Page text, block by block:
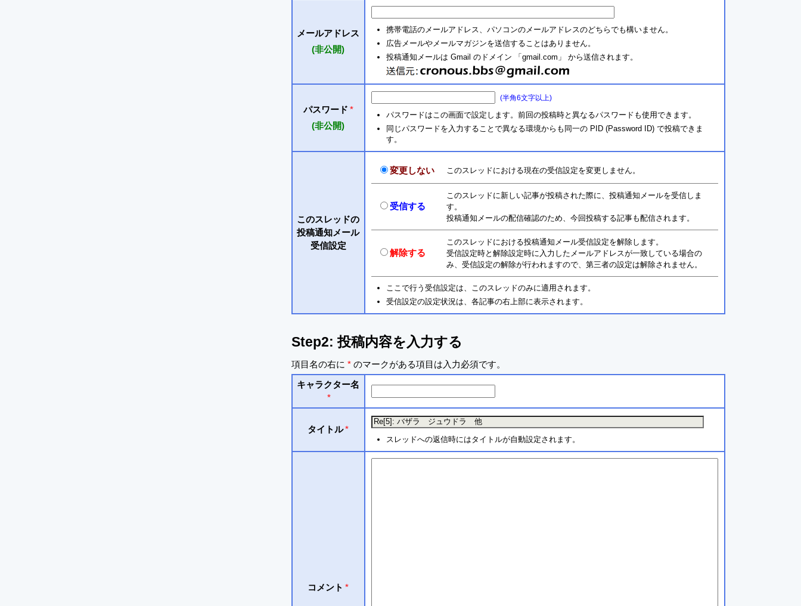
メールアドレス
(非公開)
携帯電話のメールアドレス、パソコンのメールアドレスのどちらでも構いません。
広告メールやメールマガジンを送信することはありません。
投稿通知メールは Gmail のドメイン 「gmail.com」 から送信されます。
パスワード *
(非公開)
(半角6文字以上)
パスワードはこの画面で設定します。前回の投稿時と異なるパスワードも使用できます。
同じパスワードを入力することで異なる環境からも同一の PID (Password ID) で投稿できま
す。
このスレッドの
投稿通知メール
受信設定
変更しない このスレッドにおける現在の受信設定を変更しません。
受信する
このスレッドに新しい記事が投稿された際に、投稿通知メールを受信しま
す。
投稿通知メールの配信確認のため、今回投稿する記事も配信されます。
解除する
このスレッドにおける投稿通知メール受信設定を解除します。
受信設定時と解除設定時に入力したメールアドレスが一致している場合の
み、受信設定の解除が行われますので、第三者の設定は解除されません。
ここで行う受信設定は、このスレッドのみに適用されます。
受信設定の設定状況は、各記事の右上部に表示されます。
Step2: 投稿内容を入力する
項目名の右に *のマークがある項目は入力必須です。
キャラクター名
*
タイトル*
スレッドへの返信時にはタイトルが自動設定されます。
コメント *